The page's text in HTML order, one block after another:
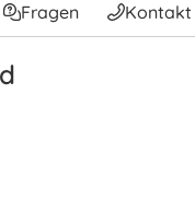
Fragen Kontakt